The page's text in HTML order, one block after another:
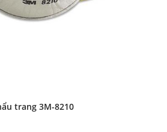
trang 3M-8210